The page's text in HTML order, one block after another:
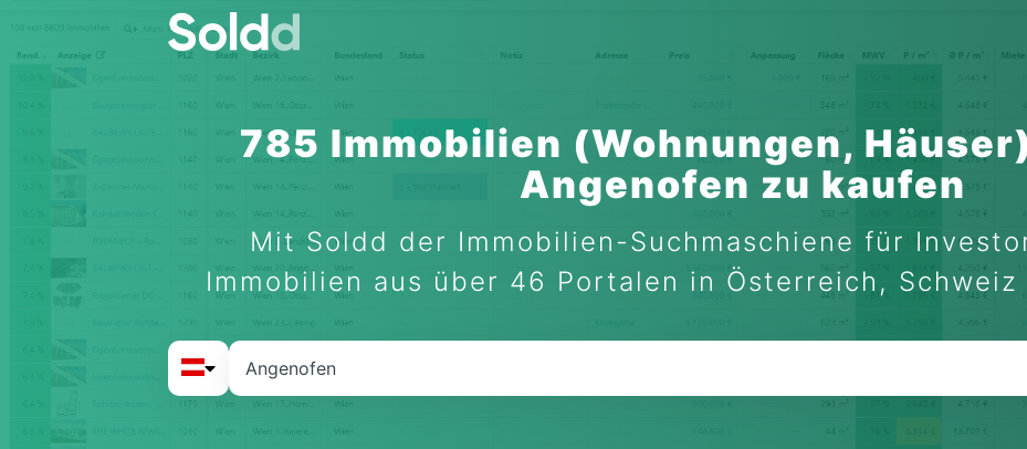
785 Immobilien (Wohnungen,
Angenofen zu kaufen
Mit Soldd der Immobilien-Suchmaschiene für
Immobilien aus über 46 Portalen in Österreich, Schweiz